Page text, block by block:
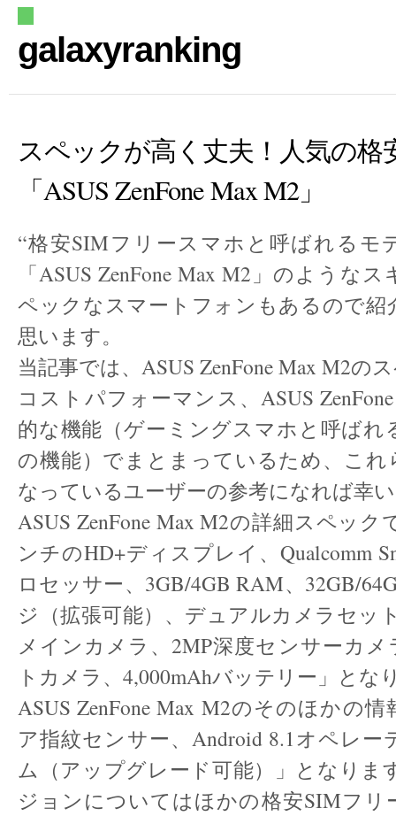
galaxyranking
スペックが高く丈夫！人気の格
「ASUS ZenFone Max M2」
“格安SIMフリースマホと呼ばれるモ
「ASUS ZenFone Max M2」のような
ペックなスマートフォンもあるので紹
思います。
当記事では、ASUS ZenFone Max M2の
コストパフォーマンス、ASUS
的な機能（ゲーミングスマホと呼ばれ
の機能）でまとまっているため、これ
なっているユーザーの参考になれば幸
ASUS ZenFone Max M2の詳細スペック
ンチのHD+ディスプレイ、Qualcomm
ロセッサー、3GB/4GB RAM、32GB/
ジ（拡張可能）、デュアルカメラセッ
メインカメラ、2MP深度センサーカメ
トカメラ、4,000mAhバッテリー」とな
ASUS ZenFone Max M2のそのほかの
ア指紋センサー、Android 8.1オペレ
ム（アップグレード可能）」となりま
ジョンについてはほかの格安SIMフリ